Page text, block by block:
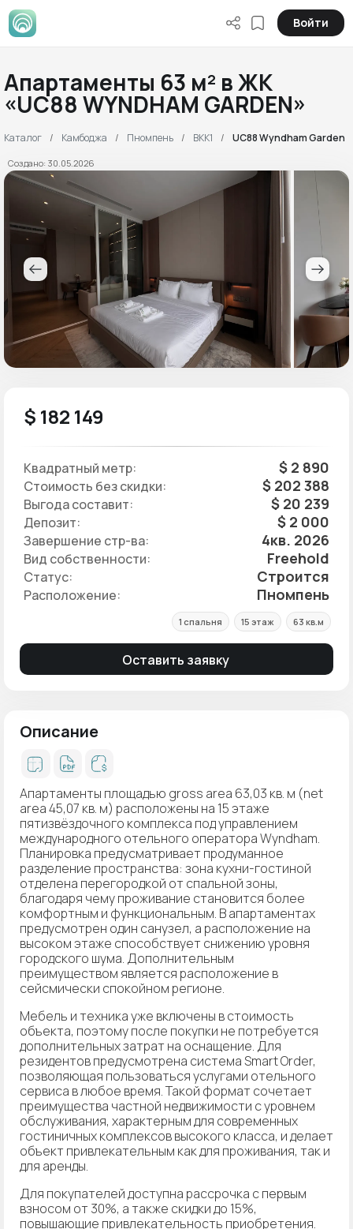
Войти
Апартаменты 63 м² в ЖК
«UC88 WYNDHAM GARDEN»
Каталог Камбоджа Пномпень BKK1 UC88 Wyndham Garden
Создано: 30.05.2026
$ 182 149
Квадратный метр: $ 2 890
Стоимость без скидки: $ 202 388
Выгода составит: $ 20 239
Депозит: $ 2 000
Завершение стр-ва: 4кв. 2026
Вид собственности: Freehold
Статус: Строится
Расположение: Пномпень
1 спальня 15 этаж 63 кв.м
Оставить заявку
Описание
Апартаменты площадью gross area 63,03 кв. м (net
area 45,07 кв. м) расположены на 15 этаже
пятизвёздочного комплекса под управлением
международного отельного оператора Wyndham.
Планировка предусматривает продуманное
разделение пространства: зона кухни-гостиной
отделена перегородкой от спальной зоны,
благодаря чему проживание становится более
комфортным и функциональным. В апартаментах
предусмотрен один санузел, а расположение на
высоком этаже способствует снижению уровня
городского шума. Дополнительным
преимуществом является расположение в
сейсмически спокойном регионе.
Мебель и техника уже включены в стоимость
объекта, поэтому после покупки не потребуется
дополнительных затрат на оснащение. Для
резидентов предусмотрена система Smart Order,
позволяющая пользоваться услугами отельного
сервиса в любое время. Такой формат сочетает
преимущества частной недвижимости с уровнем
обслуживания, характерным для современных
гостиничных комплексов высокого класса, и делает
объект привлекательным как для проживания, так и
для аренды.
Для покупателей доступна рассрочка с первым
взносом от 30%, а также скидки до 15%,
повышающие привлекательность приобретения.